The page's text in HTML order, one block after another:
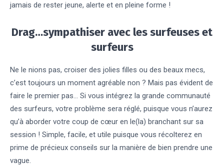
jamais de rester jeune, alerte et en pleine forme !
Drag…sympathiser avec les surfeuses et
surfeurs
Ne le nions pas, croiser des jolies filles ou des beaux mecs,
c’est toujours un moment agréable non ? Mais pas évident de
faire le premier pas… Si vous intégrez la grande communauté
des surfeurs, votre problème sera réglé, puisque vous n’aurez
qu’à aborder votre coup de cœur en le(la) branchant sur sa
session ! Simple, facile, et utile puisque vous récolterez en
prime de précieux conseils sur la manière de bien prendre une
vague.